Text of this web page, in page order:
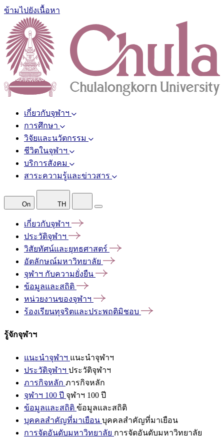
ข้ามไปยังเนื้อหา
เกี่ยวกับจุฬาฯ
การศึกษา
วิจัยและนวัตกรรม
ชีวิตในจุฬาฯ
บริการสังคม
สาระความรู้และข่าวสาร
On TH
เกี่ยวกับจุฬาฯ
ประวัติจุฬาฯ
วิสัยทัศน์และยุทธศาสตร์
อัตลักษณ์มหาวิทยาลัย
จุฬาฯ กับความยั่งยืน
ข้อมูลและสถิติ
หน่วยงานของจุฬาฯ
ร้องเรียนทุจริตและประพฤติมิชอบ
รู้จักจุฬาฯ
แนะนำจุฬาฯ แนะนำจุฬาฯ
ประวัติจุฬาฯ ประวัติจุฬาฯ
ภารกิจหลัก ภารกิจหลัก
จุฬาฯ 100 ปี จุฬาฯ 100 ปี
ข้อมูลและสถิติ ข้อมูลและสถิติ
บุคคลสำคัญที่มาเยือน บุคคลสำคัญที่มาเยือน
การจัดอันดับมหาวิทยาลัย การจัดอันดับมหาวิทยาลัย